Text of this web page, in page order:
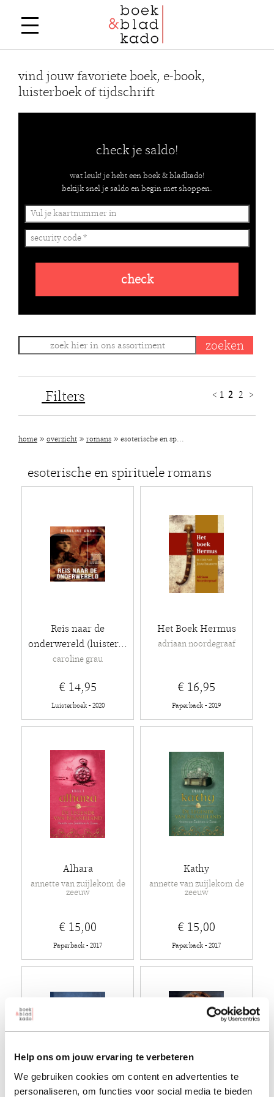
Help ons om jouw ervaring te verbeteren
We gebruiken cookies om content en advertenties te
personaliseren, om functies voor social media te bieden
vind jouw favoriete boek, e-book,
luisterboek of tijdschrift
check je saldo!
wat leuk! je hebt een boek & bladkado!
bekijk snel je saldo en begin met shoppen.
check
Filters < 1 2 2 >
home » overzicht » romans » esoterische en sp...
esoterische en spirituele romans
Reis naar de
onderwereld (luister...
caroline grau
€ 14,95
Luisterboek - 2020
Het Boek Hermus
adriaan noordegraaf
€ 16,95
Paperback - 2019
Alhara
annette van zuijlekom de
zeeuw
€ 15,00
Paperback - 2017
Kathy
annette van zuijlekom de
zeeuw
€ 15,00
Paperback - 2017